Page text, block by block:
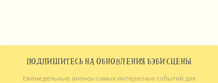
ПОДПИШИТЕСЬ НА ОБНОВЛЕНИЯ БЭБИ СЦЕНЫ
Еженедельные анонсы самых интересных событий для